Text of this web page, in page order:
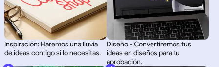
Inspiración: Haremos una lluvia
de ideas contigo si lo necesitas.
Diseño - Convertiremos tus
ideas en diseños para tu
aprobación.